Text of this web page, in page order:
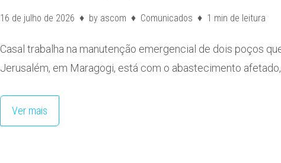
16 de julho de 2026 by ascom Comunicados 1 min de leitura
Casal trabalha na manutenção emergencial de dois poços
Jerusalém, em Maragogi, está com o abastecimento afetado,
Ver mais